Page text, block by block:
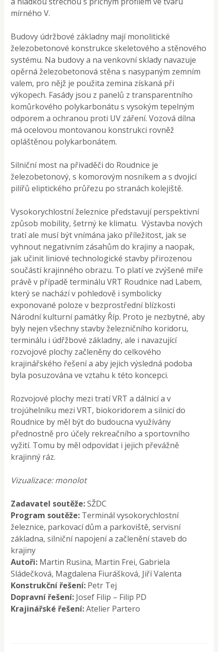
mírného V.
Budovy údržbové základny mají monolitické
železobetonové konstrukce skeletového a stěnového
systému. Na budovy a na venkovní sklady navazuje
opěrná železobetonová stěna s nasypaným zemním
valem, pro nějž je použita zemina získaná při
výkopech. Fasády jsou z panelů z transparentního
komůrkového polykarbonátu s vysokým tepelným
odporem a ochranou proti UV záření. Vozová dílna
má ocelovou montovanou konstrukci rovněž
opláštěnou polykarbonátem.
Silniční most na přivaděči do Roudnice je
železobetonový, s komorovým nosníkem a s dvojicí
pilířů eliptického průřezu po stranách kolejiště.
Vysokorychlostní železnice představují perspektivní
způsob mobility, šetrný ke klimatu. Výstavba nových
tratí ale musí být vnímána jako příležitost, jak se
vyhnout negativním zásahům do krajiny a naopak,
jak učinit liniové technologické stavby přirozenou
součástí krajinného obrazu. To platí ve zvýšené míře
právě v případě terminálu VRT Roudnice nad Labem,
který se nachází v pohledově i symbolicky
exponované poloze v bezprostřední blízkosti
Národní kulturní památky Říp. Proto je nezbytné, aby
byly nejen všechny stavby železničního koridoru,
terminálu i údřžbové základny, ale i navazující
rozvojové plochy začleněny do celkového
krajinářského řešení a aby jejich výsledná podoba
byla posuzována ve vztahu k této koncepci.
Rozvojové plochy mezi tratí VRT a dálnicí a v
trojúhelníku mezi VRT, biokoridorem a silnicí do
Roudnice by měl být do budoucna využívány
přednostně pro účely rekreačního a sportovního
vyžití. Tomu by měl odpovídat i jejich převážně
krajinný ráz.
Vizualizace: monolot
Zadavatel soutěže:SŽDC
Program soutěže: Terminál vysokorychlostní
železnice, parkovací dům a parkoviště, servisní
základna, silniční napojení a začlenění staveb do
krajiny
Autoři: Martin Rusina, Martin Frei, Gabriela
Sládečková, Magdalena Fiurášková, Jiří Valenta
Konstrukční řešení: Petr Tej
Dopravní řešení: Josef Filip – Filip PD
Krajinářské řešení:Atelier Partero